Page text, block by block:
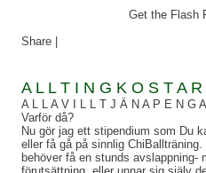
Get the Flash
Share
A L L T I N G K O S T A
A L L A V I L L T J Ä N A P E N G
Varför då?
Nu gör jag ett stipendium som Du
eller få gå på sinnlig
behöver få en stunds